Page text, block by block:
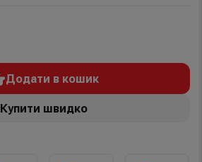
Додати в кошик
Купити швидко